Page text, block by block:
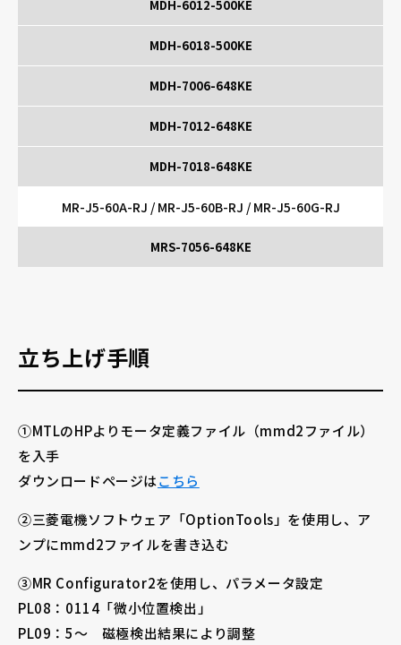
MDH-6012-500KE
MDH-6018-500KE
MDH-7006-648KE
MDH-7012-648KE
MDH-7018-648KE
MR-J5-60A-RJ / MR-J5-60B-RJ / MR-J5-60G-RJ
MRS-7056-648KE
立ち上げ手順
①MTLのHPよりモータ定義ファイル（mmd2ファイル）
を入手
ダウンロードページはこちら
②三菱電機ソフトウェア「OptionTools」を使用し、ア
ンプにmmd2ファイルを書き込む
③MR Configurator2を使用し、パラメータ設定
PL08：0114「微小位置検出」
PL09：5〜 磁極検出結果により調整